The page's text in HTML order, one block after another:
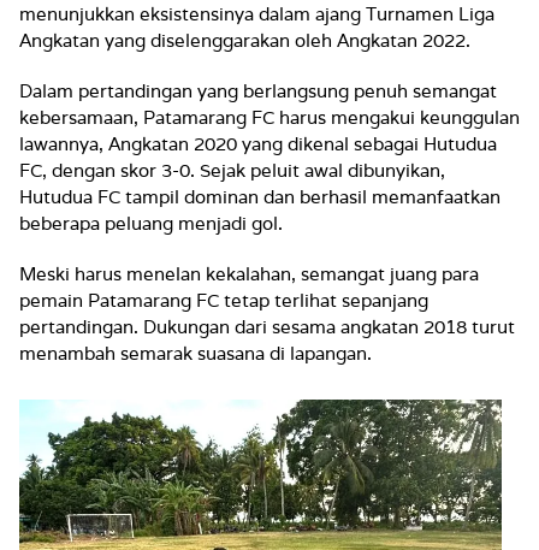
menunjukkan eksistensinya dalam ajang Turnamen Liga
Angkatan yang diselenggarakan oleh Angkatan 2022.
Dalam pertandingan yang berlangsung penuh semangat
kebersamaan, Patamarang FC harus mengakui keunggulan
lawannya, Angkatan 2020 yang dikenal sebagai Hutudua
FC, dengan skor 3-0. Sejak peluit awal dibunyikan,
Hutudua FC tampil dominan dan berhasil memanfaatkan
beberapa peluang menjadi gol.
Meski harus menelan kekalahan, semangat juang para
pemain Patamarang FC tetap terlihat sepanjang
pertandingan. Dukungan dari sesama angkatan 2018 turut
menambah semarak suasana di lapangan.